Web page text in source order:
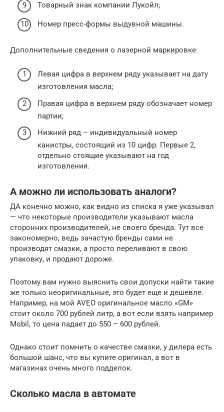
Товарный знак компании Лукойл;
Номер пресс-формы выдувной машины.
Дополнительные сведения о лазерной маркировке:
Левая цифра в верхнем ряду указывает на дату
изготовления масла;
Правая цифра в верхнем ряду обозначает номер
партии;
Нижний ряд – индивидуальный номер
канистры, состоящий из 10 цифр. Первые 2,
отдельно стоящие указывают на год
изготовления.
А можно ли использовать аналоги?
ДА конечно можно, как видно из списка я уже указывал
— что некоторые производители указывают масла
сторонних производителей, не своего бренда. Тут все
закономерно, ведь зачастую бренды сами не
производят смазки, а просто переливают в свою
упаковку, и продают дороже.
Поэтому вам нужно выяснить свои допуски найти такие
же только неоригинальные, это будет еще и дешевле.
Например, на мой AVEO оригинальное масло «GM»
стоит около 700 рублей литр, а вот если взять например
Mobil, то цена падает до 550 – 600 рублей.
Однако стоит помнить о качестве смазки, у дилера есть
большой шанс, что вы купите оригинал, а вот в
магазинах очень много подделок.
Сколько масла в автомате